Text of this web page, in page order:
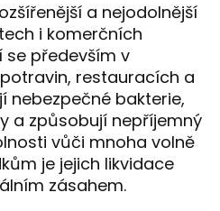
a nejodolnější
i komerčních
se především v
restauracích a
nebezpečné bakterie,
a způsobují nepříjemný
vůči mnoha volně
je jejich likvidace
zásahem.